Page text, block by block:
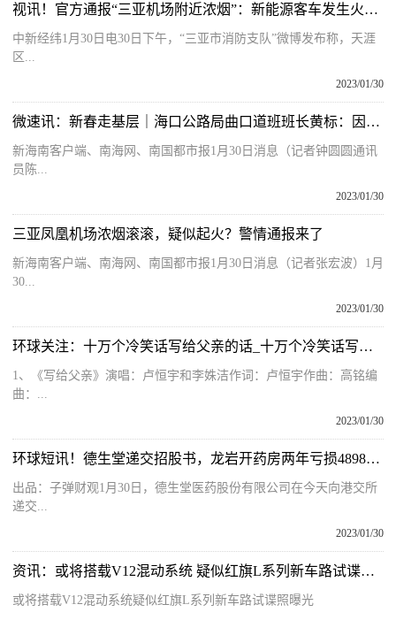
视讯！官方通报“三亚机场附近浓烟”：新能源客车发生火灾，明火已扑灭
中新经纬1月30日电30日下午，“三亚市消防支队”微博发布称，天涯
区...
2023/01/30
微速讯：新春走基层｜海口公路局曲口道班班长黄标：因为热爱 他22年如一日守护最美家乡路
新海南客户端、南海网、南国都市报1月30日消息（记者钟圆圆通讯
员陈...
2023/01/30
三亚凤凰机场浓烟滚滚，疑似起火？警情通报来了
新海南客户端、南海网、南国都市报1月30日消息（记者张宏波）1月
30...
2023/01/30
环球关注：十万个冷笑话写给父亲的话_十万个冷笑话写给父亲
1、《写给父亲》演唱：卢恒宇和李姝洁作词：卢恒宇作曲：高铭编
曲：...
2023/01/30
环球短讯！德生堂递交招股书，龙岩开药房两年亏损4898万，阿里健康持股10%
出品：子弹财观1月30日，德生堂医药股份有限公司在今天向港交所
递交...
2023/01/30
资讯：或将搭载V12混动系统 疑似红旗L系列新车路试谍照曝光
或将搭载V12混动系统疑似红旗L系列新车路试谍照曝光